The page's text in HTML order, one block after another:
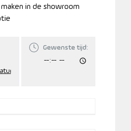
in de showroom
Gewenste tijd: